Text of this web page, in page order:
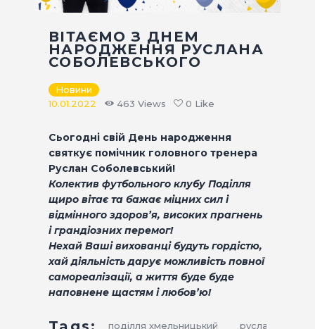
МЕДІА
КРАМНИЦЯ
КВИТКИ
ВІТАЄМО З ДНЕМ
НАРОДЖЕННЯ РУСЛАНА
СОБОЛЕВСЬКОГО
Новини
10.01.2022
463 Views 0 Like
Сьогодні свій День народження
святкує помічник головного тренера
Руслан Соболевський!
Колектив футбольного клубу Поділля
щиро вітає та бажає міцних сил і
відмінного здоров’я, високих прагнень
і грандіозних перемог!
Нехай Ваші вихованці будуть гордістю,
хай діяльність дарує можливість повної
самореалізації, а життя буде буде
наповнене щастям і любов’ю!
поділля хмельницький руслан